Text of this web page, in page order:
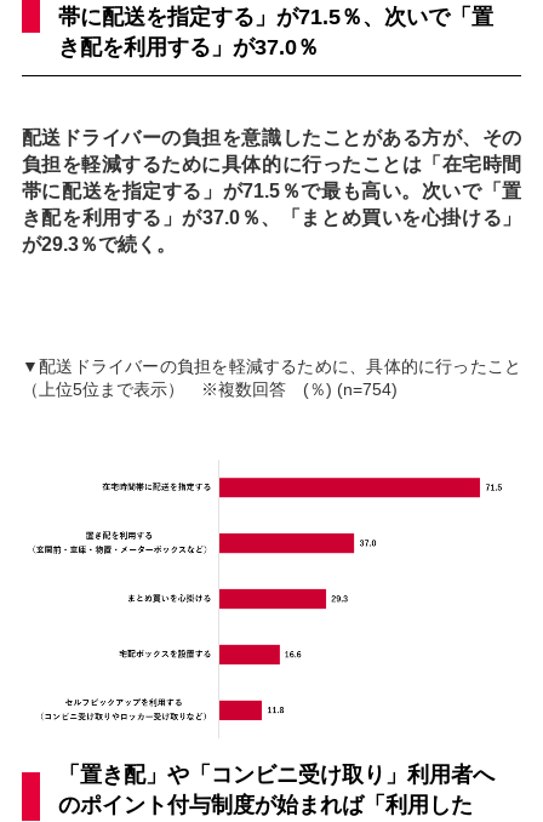
帯に配送を指定する」が71.5％、次いで「置
き配を利用する」が37.0％
配送ドライバーの負担を意識したことがある方が、その
負担を軽減するために具体的に行ったことは「在宅時間
帯に配送を指定する」が71.5％で最も高い。次いで「置
き配を利用する」が37.0％、「まとめ買いを心掛ける」
が29.3％で続く。
▼配送ドライバーの負担を軽減するために、具体的に行ったこと
（上位5位まで表示） ※複数回答 (％) (n=754)
「置き配」や「コンビニ受け取り」利用者へ
のポイント付与制度が始まれば「利用した